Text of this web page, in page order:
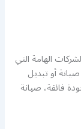
الهامة التي
أو تبديل
فائقة، صيانة